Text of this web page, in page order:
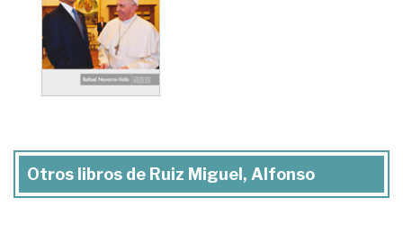
Otros libros de Ruiz Miguel, Alfonso